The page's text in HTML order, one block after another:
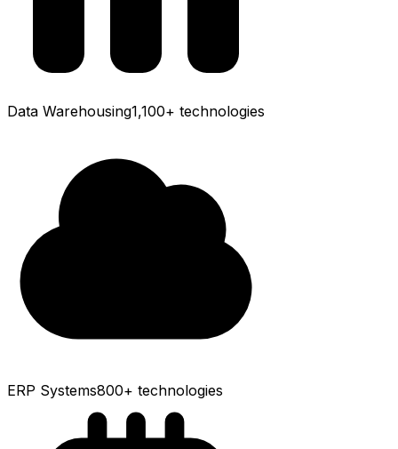
Data Warehousing1,100+ technologies
ERP Systems800+ technologies